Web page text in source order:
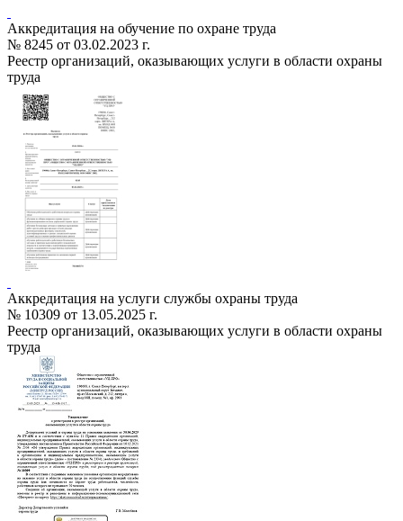
Аккредитация на обучение по охране труда
№ 8245 от 03.02.2023 г.
Реестр организаций, оказывающих услуги в области охраны
труда
Аккредитация на услуги службы охраны труда
№ 10309 от 13.05.2025 г.
Реестр организаций, оказывающих услуги в области охраны
труда